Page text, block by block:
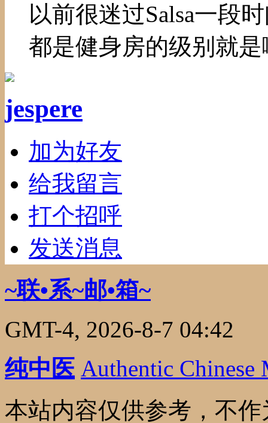
以前很迷过Salsa一段
都是健身房的级别就
jespere
加为好友
给我留言
打个招呼
发送消息
~联•系~邮•箱~
GMT-4, 2026-8-7 04:42
纯中医 Authentic
本站内容仅供参考，不